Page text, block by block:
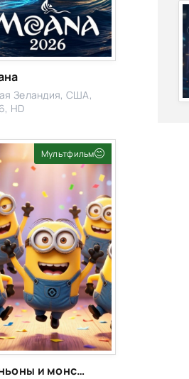
Зеландия, США,
HD
Фильм
Мультфильм
Миньоны и монстры